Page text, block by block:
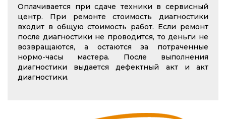
Оплачивается при сдаче техники в сервисный
центр. При ремонте стоимость диагностики
входит в общую стоимость работ. Если ремонт
после диагностики не проводится, то деньги не
возвращаются, а остаются за потраченные
нормо-часы мастера. После выполнения
диагностики выдается дефектный акт и акт
диагностики.